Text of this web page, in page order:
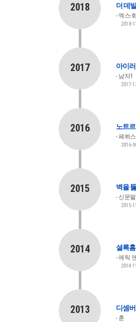
2018 더 데빌
엑스-
2018-
2017 아이
남자1
2017-
2016 노트
페뷔스
2016-
2015 벽을
신문
2015-
2014 셜록
에릭
2014-
2013 디셈
훈